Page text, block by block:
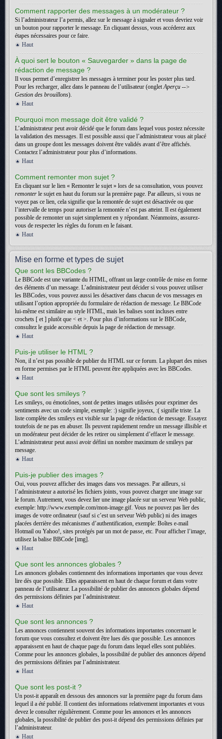
Comment rapporter des messages à un modérateur ?
Si l’administrateur l’a permis, allez sur le message à signaler et vous devriez voir
un bouton pour rapporter le message. En cliquant dessus, vous accéderez aux
étapes nécessaires pour ce faire.
Haut
À quoi sert le bouton « Sauvegarder » dans la page de
rédaction de message ?
Il vous permet d’enregistrer les messages à terminer pour les poster plus tard.
Pour les recharger, allez dans le panneau de l’utilisateur (ongletAperçu -->
Gestion des brouillons).
Haut
Pourquoi mon message doit être validé ?
L’administrateur peut avoir décidé que le forum dans lequel vous postez nécessite
la validation des messages. Il est possible aussi que l’administrateur vous ait placé
dans un groupe dont les messages doivent être validés avant d’être affichés.
Contactez l’administrateur pour plus d’informations.
Haut
Comment remonter mon sujet ?
En cliquant sur le lien « Remonter le sujet » lors de sa consultation, vous pouvez
remonter le sujet en haut du forum sur la première page. Par ailleurs, si vous ne
voyez pas ce lien, cela signifie que la remontée de sujet est désactivée ou que
l’intervalle de temps pour autoriser la remontée n’est pas atteint. Il est également
possible de remonter un sujet simplement en y répondant. Néanmoins, assurez-
vous de respecter les règles du forum en le faisant.
Haut
Mise en forme et types de sujet
Que sont les BBCodes ?
Le BBCode est une variante du HTML, offrant un large contrôle de mise en forme
des éléments d’un message. L’administrateur peut décider si vous pouvez utiliser
les BBCodes, vous pouvez aussi les désactiver dans chacun de vos messages en
utilisant l’option appropriée du formulaire de rédaction de message. Le BBCode
lui-même est similaire au style HTML, mais les balises sont incluses entre
crochets [ et ] plutôt que < et >. Pour plus d’informations sur le BBCode,
consultez le guide accessible depuis la page de rédaction de message.
Haut
Puis-je utiliser le HTML ?
Non, il n’est pas possible de publier du HTML sur ce forum. La plupart des mises
en forme permises par le HTML peuvent être appliquées avec les BBCodes.
Haut
Que sont les smileys ?
Les smileys, ou émoticônes, sont de petites images utilisées pour exprimer des
sentiments avec un code simple, exemple: :) signifie joyeux, :( signifie triste. La
liste complète des smileys est visible sur la page de rédaction de message. Essayez
toutefois de ne pas en abuser. Ils peuvent rapidement rendre un message illisible et
un modérateur peut décider de les retirer ou simplement d’effacer le message.
L’administrateur peut aussi avoir défini un nombre maximum de smileys par
message.
Haut
Puis-je publier des images ?
Oui, vous pouvez afficher des images dans vos messages. Par ailleurs, si
l’administrateur a autorisé les fichiers joints, vous pouvez charger une image sur
le forum. Autrement, vous devez lier une image placée sur un serveur Web public,
exemple: http://www.exemple.com/mon-image.gif. Vous ne pouvez pas lier des
images de votre ordinateur (sauf si c’est un serveur Web public) ni des images
placées derrière des mécanismes d’authentification, exemple: Boîtes e-mail
Hotmail ou Yahoo!, sites protégés par un mot de passe, etc. Pour afficher l’image,
utilisez la balise BBCode [img].
Haut
Que sont les annonces globales ?
Les annonces globales contiennent des informations importantes que vous devez
lire dès que possible. Elles apparaissent en haut de chaque forum et dans votre
panneau de l’utilisateur. La possibilité de publier des annonces globales dépend
des permissions définies par l’administrateur.
Haut
Que sont les annonces ?
Les annonces contiennent souvent des informations importantes concernant le
forum que vous consultez et doivent être lues dès que possible. Les annonces
apparaissent en haut de chaque page du forum dans lequel elles sont publiées.
Comme pour les annonces globales, la possibilité de publier des annonces dépend
des permissions définies par l’administrateur.
Haut
Que sont les post-it ?
Un post-it apparaît en dessous des annonces sur la première page du forum dans
lequel il a été publié. Il contient des informations relativement importantes et vous
devez le consulter régulièrement. Comme pour les annonces et les annonces
globales, la possibilité de publier des post-it dépend des permissions définies par
l’administrateur.
Haut